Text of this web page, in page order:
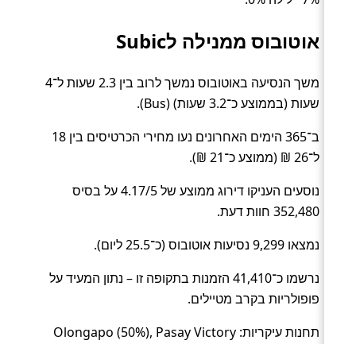
אוטובוס ממנילה לSubic
משך הנסיעה באוטובוס נמשך לרוב בין 2.3 שעות ל־4
שעות (בממוצע כ־3.2 שעות) (Bus).
ב־365 הימים האחרונים נעו מחירי הכרטיסים בין 18
ל־26 ₪ (ממוצע כ־21 ₪).
נוסעים העניקו דירוג ממוצע של 4.17/5 על בסיס
352,480 חוות דעת.
נמצאו 9,299 נסיעות אוטובוס (כ־25.5 ליום).
נרשמו כ־41,410 הזמנות בתקופה זו – נתון המעיד על
פופולריות בקרב מטיילים.
תחנות עיקריות: Olongapo (50%), Pasay Victory